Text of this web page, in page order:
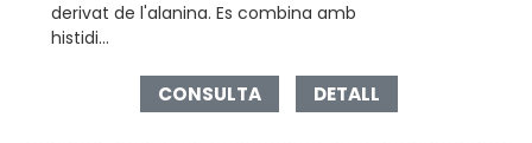
derivat de l'alanina. Es combina amb
histidi...
CONSULTA DETALL